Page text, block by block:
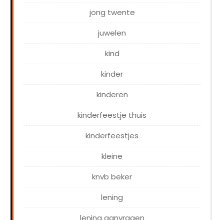
jong twente
juwelen
kind
kinder
kinderen
kinderfeestje thuis
kinderfeestjes
kleine
knvb beker
lening
lening aanvragen